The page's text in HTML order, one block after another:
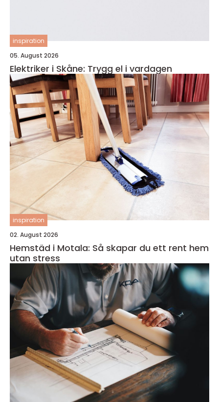
inspiration
05. August 2026
Elektriker i Skåne: Trygg el i vardagen
inspiration
02. August 2026
Hemstäd i Motala: Så skapar du ett rent hem
utan stress